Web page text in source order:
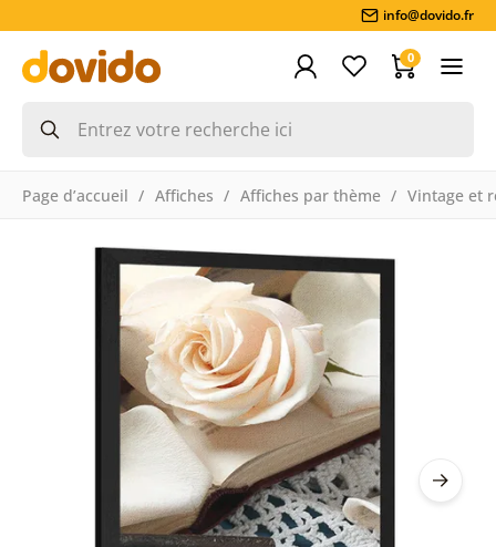
info@dovido.fr
0
Page d’accueil Affiches Affiches par thème Vintage et